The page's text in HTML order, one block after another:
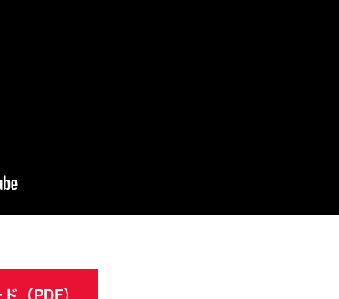
（PDF）